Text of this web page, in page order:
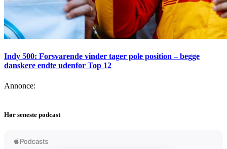
Indy 500: Forsvarende vinder tager pole position – begge
danskere endte udenfor Top 12
Annonce:
Hør seneste podcast